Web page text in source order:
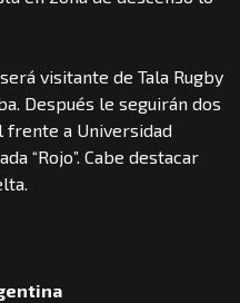
visitante de Tala Rugby
Después le seguirán dos
frente a Universidad
“Rojo”. Cabe destacar